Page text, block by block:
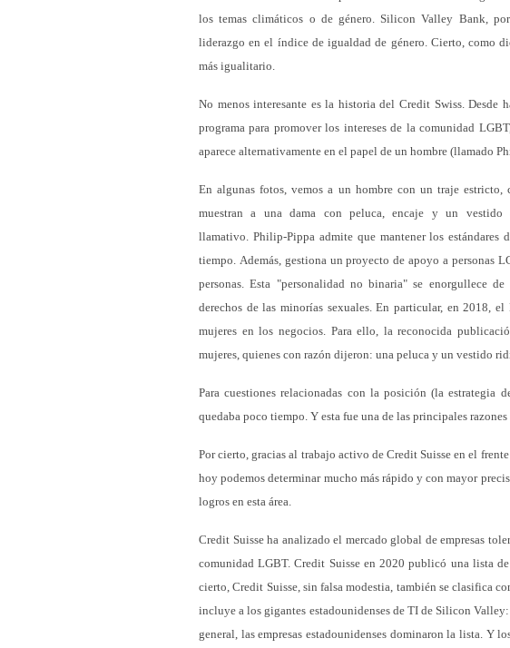
los temas climáticos o de género. Silicon Valley Bank,
liderazgo en el índice de igualdad de género. Cierto, como
más igualitario.
No menos interesante es la historia del Credit Swiss. Desde
programa para promover los intereses de la comunidad
aparece alternativamente en el papel de un hombre (llamado
En algunas fotos, vemos a un hombre con un traje
muestran a una dama con peluca, encaje y un
llamativo. Philip-Pippa admite que mantener los
tiempo. Además, gestiona un proyecto de apoyo a personas
personas. Esta "personalidad no binaria" se enorgullece
derechos de las minorías sexuales. En particular, en 2018,
mujeres en los negocios. Para ello, la reconocida
mujeres, quienes con razón dijeron: una peluca y un vestido
Para cuestiones relacionadas con la posición (la estrategia
quedaba poco tiempo. Y esta fue una de las principales
Por cierto, gracias al trabajo activo de Credit Suisse en el
hoy podemos determinar mucho más rápido y con mayor
logros en esta área.
Credit Suisse ha analizado el mercado global de empresas
comunidad LGBT. Credit Suisse en 2020 publicó una lista
cierto, Credit Suisse, sin falsa modestia, también se clasifica
incluye a los gigantes estadounidenses de TI de Silicon
general, las empresas estadounidenses dominaron la lista. Y